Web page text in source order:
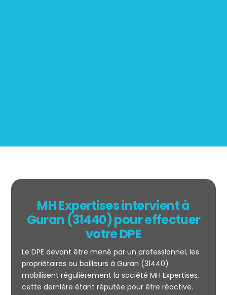
MH Expertises intervient à
Guran (31440) pour effectuer
votre DPE
Le DPE devant être mené par un professionnel, les
propriétaires ou bailleurs à Guran (31440)
mobilisent régulièrement la société MH Expertises,
cette dernière étant réputée pour être réactive.